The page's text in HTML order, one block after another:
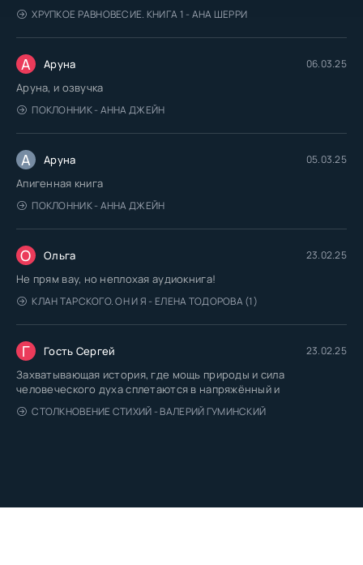
ХРУПКОЕ РАВНОВЕСИЕ. КНИГА 1 - АНА ШЕРРИ
А Аруна 06.03.25
Аруна, и озвучка
ПОКЛОННИК - АННА ДЖЕЙН
А Аруна 05.03.25
Апигенная книга
ПОКЛОННИК - АННА ДЖЕЙН
О Ольга 23.02.25
Не прям вау, но неплохая аудиокнига!
КЛАН ТАРСКОГО. ОН И Я - ЕЛЕНА ТОДОРОВА (1)
Г Гость Сергей 23.02.25
Захватывающая история, где мощь природы и сила
человеческого духа сплетаются в напряжённый и
СТОЛКНОВЕНИЕ СТИХИЙ - ВАЛЕРИЙ ГУМИНСКИЙ